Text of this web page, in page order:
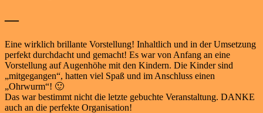
—
Eine wirklich brillante Vorstellung! Inhaltlich und in der Umsetzung
perfekt durchdacht und gemacht! Es war von Anfang an eine
Vorstellung auf Augenhöhe mit den Kindern. Die Kinder sind
„mitgegangen“, hatten viel Spaß und im Anschluss einen
„Ohrwurm“! 🙂
Das war bestimmt nicht die letzte gebuchte Veranstaltung. DANKE
auch an die perfekte Organisation!